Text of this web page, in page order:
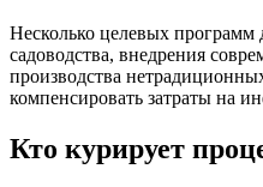
Несколько целевых программ
садоводства, внедрения
производства
компенсировать затраты на
Кто курирует